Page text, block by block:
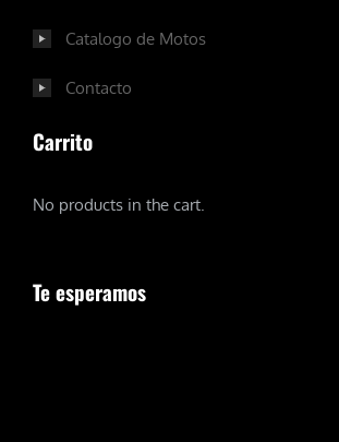
Catalogo de Motos
Contacto
Carrito
No products in the cart.
Te esperamos